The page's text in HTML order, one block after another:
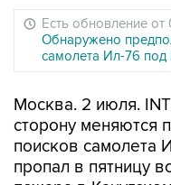
Есть обновление от
Обнаружено
самолета Ил-76 под
Москва. 2 июля.
сторону меняются
поисков самолета
пропал в пятницу